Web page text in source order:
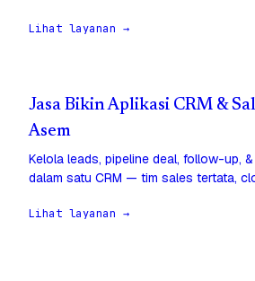
Lihat layanan →
Jasa Bikin Aplikasi CRM &
Asem
Kelola leads, pipeline deal, follow-up,
dalam satu CRM — tim sales tertata,
Lihat layanan →